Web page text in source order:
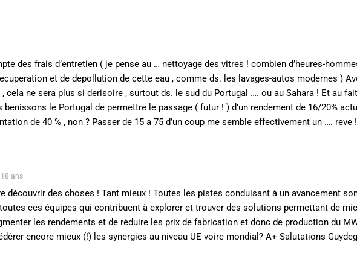
des frais d’entretien ( je pense au … nettoyage des vitres ! combien d’heures-
et de depollution de cette eau , comme ds. les lavages-autos modernes )
cela ne sera plus si derisoire , surtout ds. le sud du Portugal …. ou au Sahara ! Et au
benissons le Portugal de permettre le passage ( futur ! ) d’un rendement de 16/20%
de 40 % , non ? Passer de 15 a 75 d’un coup me semble effectivement un …. reve
ans
découvrir des choses ! Tant mieux ! Toutes les pistes conduisant à un avancement
ces équipes qui contribuent à explorer et trouver des solutions permettant de
les rendements et de réduire les prix de fabrication et donc de production du
encore mieux (!) les synergies au niveau UE voire mondial? A+ Salutations